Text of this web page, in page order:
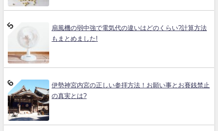
扇風機の弱中強で電気代の違いはどのくらい?計算方法
もまとめました!
伊勢神宮内宮の正しい参拝方法！お願い事とお賽銭禁止
の真実とは?